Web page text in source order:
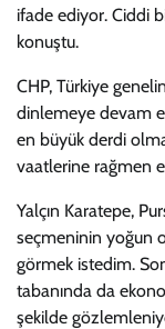
ifade ediyor. Ciddi
konuştu.
CHP, Türkiye
dinlemeye devam
en büyük derdi
vaatlerine rağmen
Yalçın Karatepe,
seçmeninin yoğun
görmek istedim.
tabanında da
şekilde